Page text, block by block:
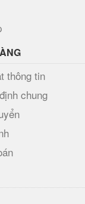
thông tin
chung